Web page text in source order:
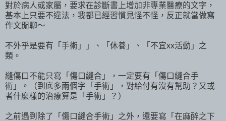
對於病人或家屬，要求在診斷書上增加非專業醫療的文字，
基本上只要不違法，我都已經習慣見怪不怪，反正就當做寫
作文閒聊～
不外乎是要有「手術」」、「休養」、「不宜xx活動」之
類。
縫傷口不能只寫「傷口縫合」，一定要有「傷口縫合手
術」。（到底多兩個字「手術」，對給付有沒有幫助？又或
者什麼樣的治療算是「手術」？）
之前遇到除了「傷口縫合手術」之外，還要寫「在麻醉之下